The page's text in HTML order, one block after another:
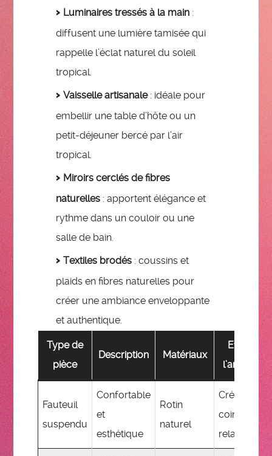
Luminaires tressés à la main :
diffusent une lumière tamisée qui
rappelle l’éclat naturel du soleil
tropical.
Vaisselle artisanale: idéale pour
embellir une table d’hôte ou un
petit-déjeuner bercé par l’air
tropical.
Miroirs cerclés de fibres
naturelles : apportent élégance et
rythme dans un couloir ou une
salle de bain.
Textiles brodés : coussins et
plaids en fibres naturelles pour
créer une ambiance enveloppante
et authentique.
Type de
pièce
Description Matériaux
Effet sur
l’ambiance
Fauteuil
suspendu
Confortable
et
esthétique
Rotin
naturel
Créer un
coin
relaxant